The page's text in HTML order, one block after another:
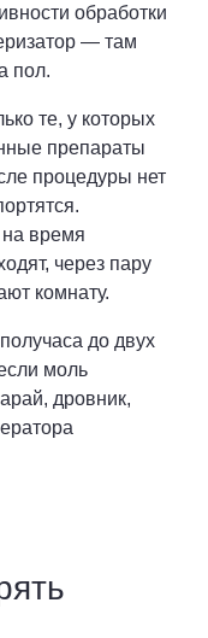
обработки
— там
пол.
те, у которых
препараты
процедуры нет
на время
через пару
комнату.
до двух
моль
дровник,